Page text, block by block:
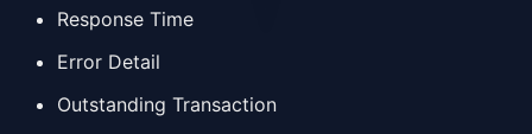
Response Time
Error Detail
Outstanding Transaction